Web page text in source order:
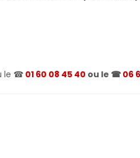
le ☎01 60 08 45 40 ou le ☎ 06